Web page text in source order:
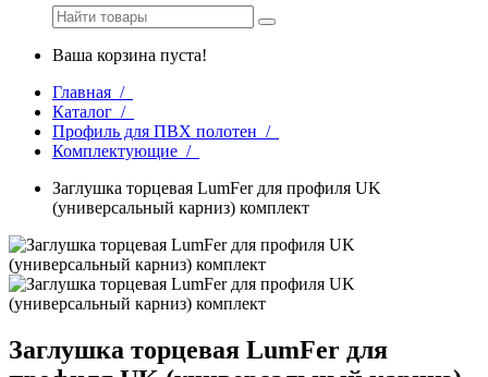
Ваша корзина пуста!
Главная /
Каталог /
Профиль для ПВХ полотен /
Комплектующие /
Заглушка торцевая LumFer для профиля UK
(универсальный карниз) комплект
Заглушка торцевая LumFer для